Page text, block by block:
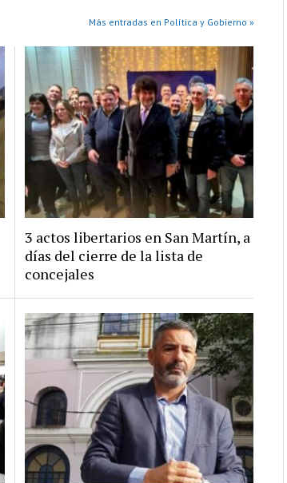
Más entradas en Política y Gobierno »
3 actos libertarios en San Martín, a
días del cierre de la lista de
concejales